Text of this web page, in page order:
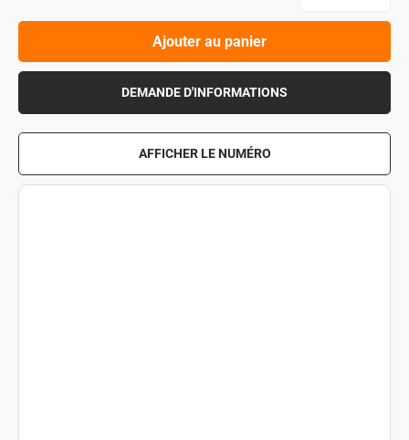
Ajouter au panier
DEMANDE D'INFORMATIONS
AFFICHER LE NUMÉRO